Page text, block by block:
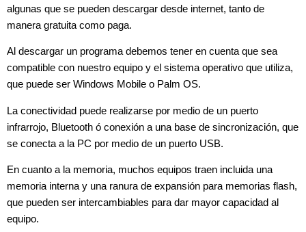
algunas que se pueden descargar desde internet, tanto de
manera gratuita como paga.
Al descargar un programa debemos tener en cuenta que sea
compatible con nuestro equipo y el sistema operativo que utiliza,
que puede ser Windows Mobile o Palm OS.
La conectividad puede realizarse por medio de un puerto
infrarrojo, Bluetooth ó conexión a una base de sincronización, que
se conecta a la PC por medio de un puerto USB.
En cuanto a la memoria, muchos equipos traen incluida una
memoria interna y una ranura de expansión para memorias flash,
que pueden ser intercambiables para dar mayor capacidad al
equipo.